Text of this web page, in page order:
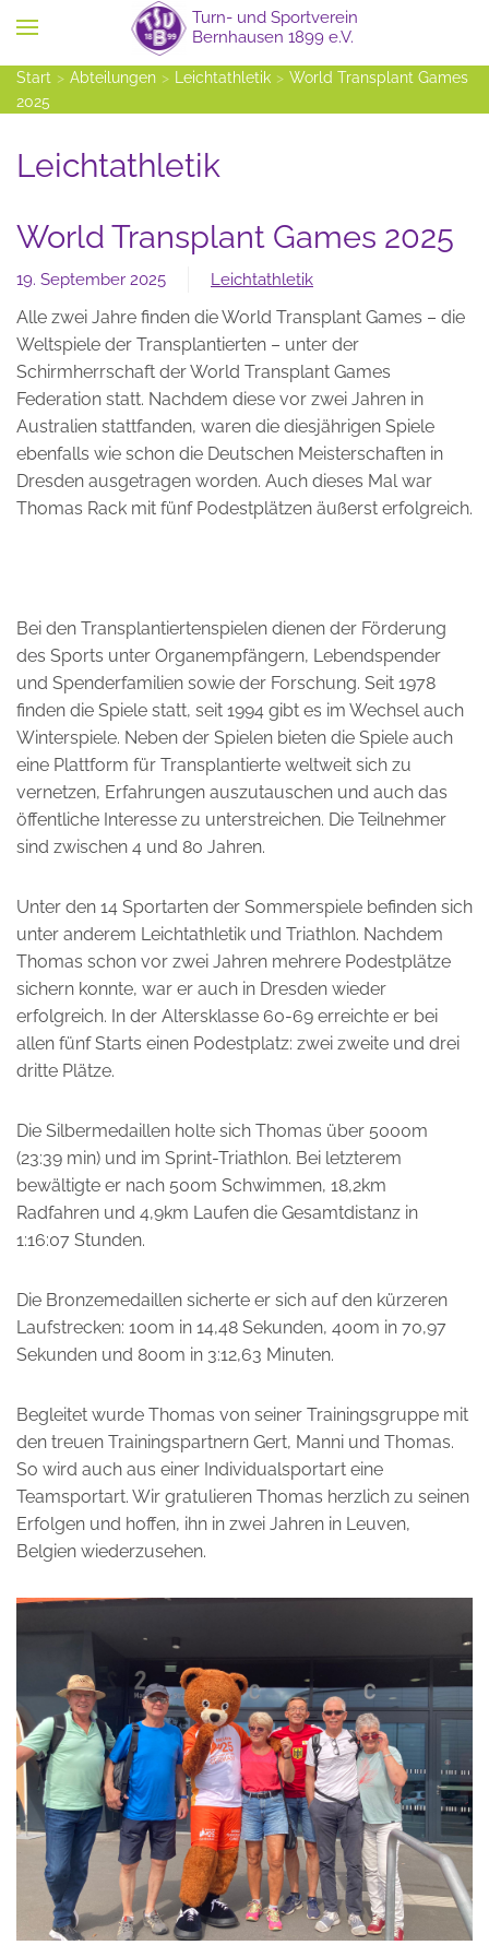
Zum Hauptinhalt springen
Start Abteilungen Leichtathletik
World Transplant Games
2025
Leichtathletik
World Transplant Games 2025
19. September 2025 Leichtathletik
Alle zwei Jahre finden die World Transplant Games – die
Weltspiele der Transplantierten – unter der
Schirmherrschaft der World Transplant Games
Federation statt. Nachdem diese vor zwei Jahren in
Australien stattfanden, waren die diesjährigen Spiele
ebenfalls wie schon die Deutschen Meisterschaften in
Dresden ausgetragen worden. Auch dieses Mal war
Thomas Rack mit fünf Podestplätzen äußerst erfolgreich.
Bei den Transplantiertenspielen dienen der Förderung
des Sports unter Organempfängern, Lebendspender
und Spenderfamilien sowie der Forschung. Seit 1978
finden die Spiele statt, seit 1994 gibt es im Wechsel auch
Winterspiele. Neben der Spielen bieten die Spiele auch
eine Plattform für Transplantierte weltweit sich zu
vernetzen, Erfahrungen auszutauschen und auch das
öffentliche Interesse zu unterstreichen. Die Teilnehmer
sind zwischen 4 und 80 Jahren.
Unter den 14 Sportarten der Sommerspiele befinden sich
unter anderem Leichtathletik und Triathlon. Nachdem
Thomas schon vor zwei Jahren mehrere Podestplätze
sichern konnte, war er auch in Dresden wieder
erfolgreich. In der Altersklasse 60-69 erreichte er bei
allen fünf Starts einen Podestplatz: zwei zweite und drei
dritte Plätze.
Die Silbermedaillen holte sich Thomas über 5000m
(23:39 min) und im Sprint-Triathlon. Bei letzterem
bewältigte er nach 500m Schwimmen, 18,2km
Radfahren und 4,9km Laufen die Gesamtdistanz in
1:16:07 Stunden.
Die Bronzemedaillen sicherte er sich auf den kürzeren
Laufstrecken: 100m in 14,48 Sekunden, 400m in 70,97
Sekunden und 800m in 3:12,63 Minuten.
Begleitet wurde Thomas von seiner Trainingsgruppe mit
den treuen Trainingspartnern Gert, Manni und Thomas.
So wird auch aus einer Individualsportart eine
Teamsportart. Wir gratulieren Thomas herzlich zu seinen
Erfolgen und hoffen, ihn in zwei Jahren in Leuven,
Belgien wiederzusehen.